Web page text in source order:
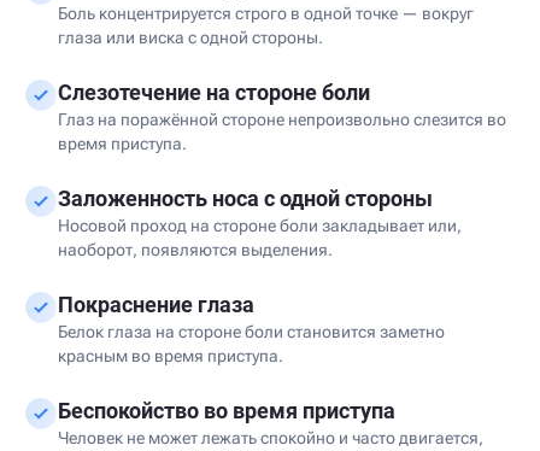
Боль концентрируется строго в одной точке — вокруг
глаза или виска с одной стороны.
Слезотечение на стороне боли
Глаз на поражённой стороне непроизвольно слезится во
время приступа.
Заложенность носа с одной стороны
Носовой проход на стороне боли закладывает или,
наоборот, появляются выделения.
Покраснение глаза
Белок глаза на стороне боли становится заметно
красным во время приступа.
Беспокойство во время приступа
Человек не может лежать спокойно и часто двигается,